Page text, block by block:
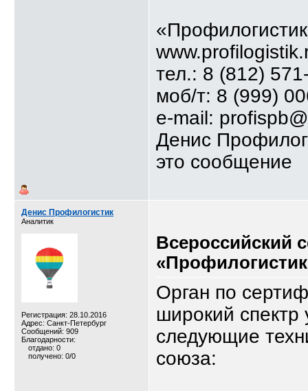
тел.: 8 (812)
моб/т: 8 (999)
e-mail:
Денис
это сообщение
Денис Профилогистик
Аналитик
Регистрация: 28.10.2016
Адрес: Санкт-Петербург
Сообщений: 909
Благодарности:
отдано: 0
получено: 0/0
Всероссийский
Орган по
широкий спектр
следующие
союза: